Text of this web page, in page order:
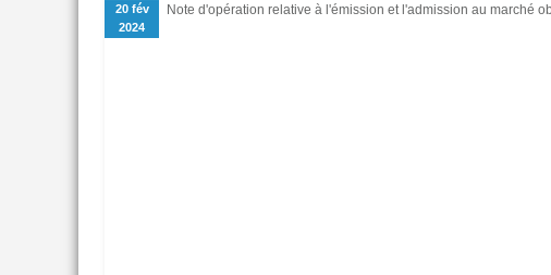
20 fév
2024
Note d'opération relative à l'émission et l'admission au marché